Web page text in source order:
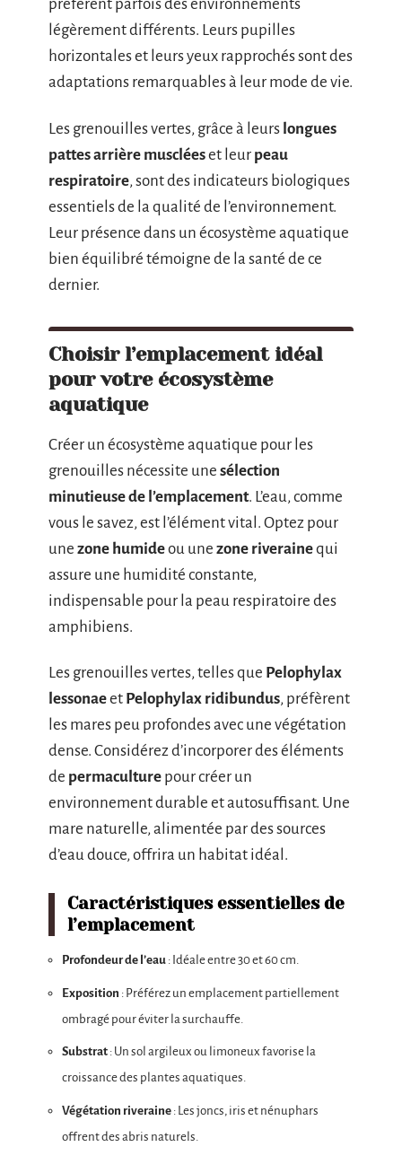
préfèrent parfois des environnements
légèrement différents. Leurs pupilles
horizontales et leurs yeux rapprochés sont des
adaptations remarquables à leur mode de vie.
Les grenouilles vertes, grâce à leurs longues
pattes arrière muscléeset leur peau
respiratoire, sont des indicateurs biologiques
essentiels de la qualité de l’environnement.
Leur présence dans un écosystème aquatique
bien équilibré témoigne de la santé de ce
dernier.
Choisir l’emplacement idéal
pour votre écosystème
aquatique
Créer un écosystème aquatique pour les
grenouilles nécessite une sélection
minutieuse de l’emplacement. L’eau, comme
vous le savez, est l’élément vital. Optez pour
une zone humideou une zone riverainequi
assure une humidité constante,
indispensable pour la peau respiratoire des
amphibiens.
Les grenouilles vertes, telles que Pelophylax
lessonaeet Pelophylax ridibundus, préfèrent
les mares peu profondes avec une végétation
dense. Considérez d’incorporer des éléments
de permaculture pour créer un
environnement durable et autosuffisant. Une
mare naturelle, alimentée par des sources
d’eau douce, offrira un habitat idéal.
Caractéristiques essentielles de
l’emplacement
Profondeur de l’eau : Idéale entre 30 et 60 cm.
Exposition : Préférez un emplacement partiellement
ombragé pour éviter la surchauffe.
Substrat : Un sol argileux ou limoneux favorise la
croissance des plantes aquatiques.
Végétation riveraine : Les joncs, iris et nénuphars
offrent des abris naturels.